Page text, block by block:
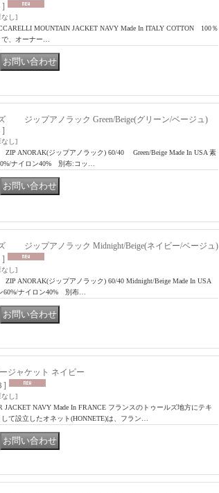
なし]
MOUNTAIN JACKET NAVY Made In ITALY COTTON 100％
、オーナー…
ジップアノラック Green/Beige(グリーン/ベージュ)
なし]
ANORAK(ジップアノラック) 60/40 Green/Beige Made In USA 素
ナイロン40% 別布:コッ…
ジップアノラック Midnight/Beige(ネイビー/ベージュ)
なし]
ANORAK(ジップアノラック) 60/40 Midnight/Beige Made In USA
ナイロン40% 別布…
ジャケット ネイビー
]
なし]
JACKET NAVY Made In FRANCE フランスのトゥールズ地方にテキ
て設立したオネット(HONNETE)は、フラン…